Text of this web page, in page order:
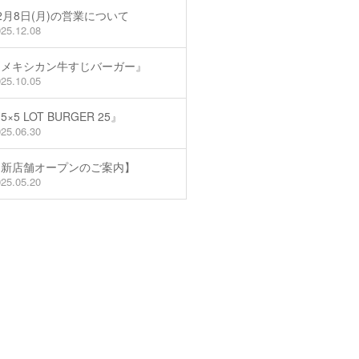
月8日(月)の営業について
メキシカン牛すじバーガー』
5×5 LOT BURGER 25』
新店舗オープンのご案内】